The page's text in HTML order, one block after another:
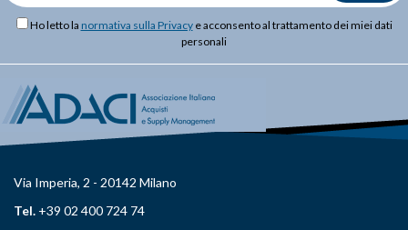
Ho letto la normativa sulla Privacye acconsento al trattamento dei miei dati
personali
Via Imperia, 2 - 20142 Milano
Tel. +39 02 400 724 74